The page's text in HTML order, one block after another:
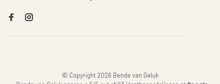
© Copyright 2026 Bende van Geluk